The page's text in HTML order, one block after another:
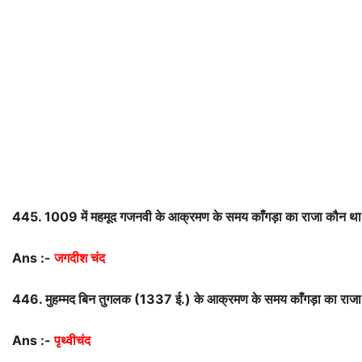
445. 1009में महमूद गजनवी के आक्रमण के समय काँगड़ा का राजा कौन था
Ans :-जगदीश चंद
446.मुहम्मद बिन तुगलक(1337ई.)के आक्रमण के समय काँगड़ा का राजा
Ans :-पृथ्वीचंद